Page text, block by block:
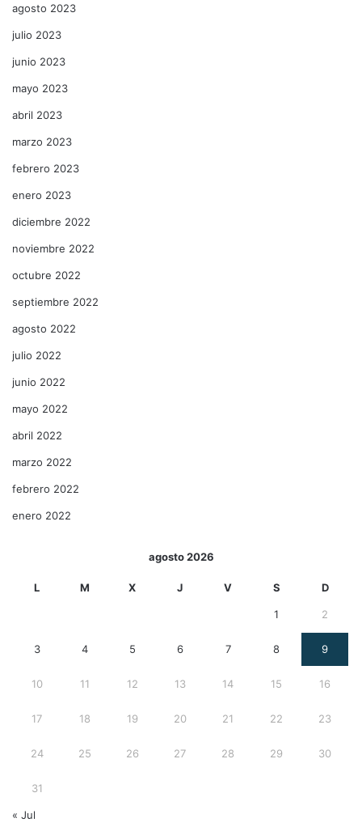
agosto 2023
julio 2023
junio 2023
mayo 2023
abril 2023
marzo 2023
febrero 2023
enero 2023
diciembre 2022
noviembre 2022
octubre 2022
septiembre 2022
agosto 2022
julio 2022
junio 2022
mayo 2022
abril 2022
marzo 2022
febrero 2022
enero 2022
agosto 2026
L M X J V S D
1 2
3 4 5 6 7 8 9
10 11 12 13 14 15 16
17 18 19 20 21 22 23
24 25 26 27 28 29 30
31
« Jul